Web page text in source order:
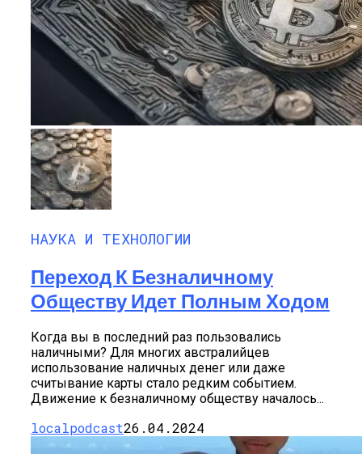
НАУКА И ТЕХНОЛОГИИ
Переход К Безналичному
Обществу Идет Полным Ходом
Когда вы в последний раз пользовались
наличными? Для многих австралийцев
использование наличных денег или даже
считывание карты стало редким событием.
Движение к безналичному обществу началось...
localpodcast26.04.2024